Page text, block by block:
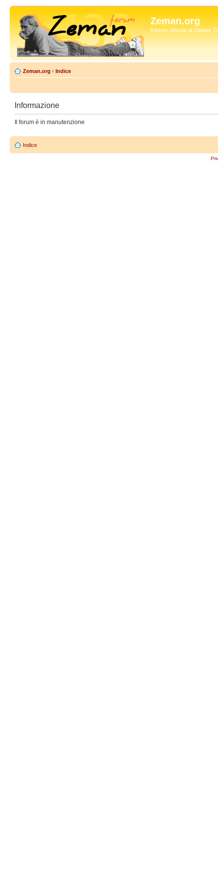
Zeman.org
Il forum ufficiale di Zdenek
Zeman.org ‹ Indice
Informazione
Il forum è in manutenzione
Indice